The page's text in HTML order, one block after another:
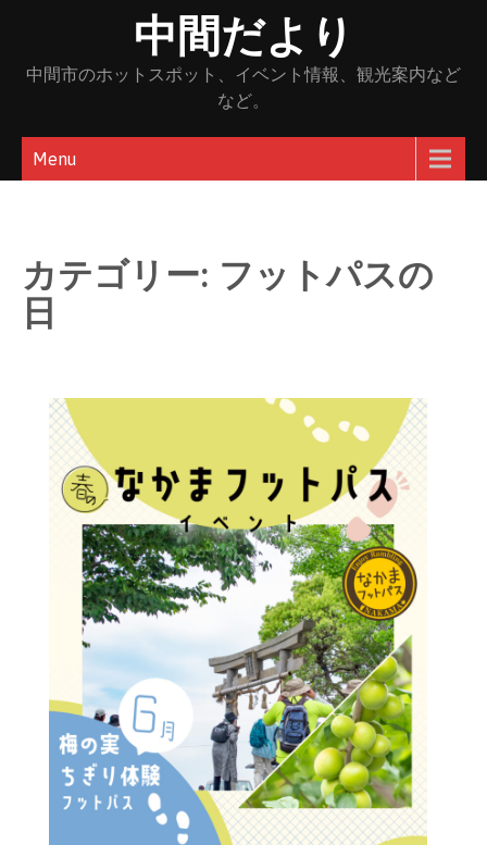
content
中間だより
中間市のホットスポット、イベント情報、観光案内など
など。
Menu
カテゴリー: フットパスの
日